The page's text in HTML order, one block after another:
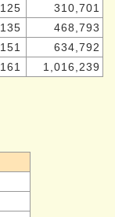
125
310,701
135
468,793
151
634,792
161 1,016,239